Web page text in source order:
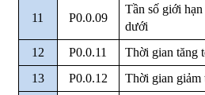
11 P0.0.09
Tần số giới hạn
dưới
12 P0.0.11 Thời gian tăng
13
P0.0.12 Thời gian giảm